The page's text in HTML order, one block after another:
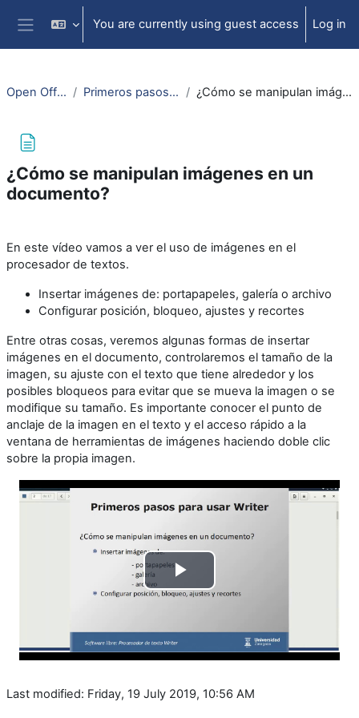
Skip to main content
Side panel
You are currently using guest access Log in
Open Office: Writer Primeros pasos para usar Writer ¿Cómo se manipulan imágenes en un documento?
¿Cómo se manipulan imágenes en un
documento?
En este vídeo vamos a ver el uso de imágenes en el
procesador de textos.
Insertar imágenes de: portapapeles, galería o archivo
Configurar posición, bloqueo, ajustes y recortes
Entre otras cosas, veremos algunas formas de insertar
imágenes en el documento, controlaremos el tamaño de la
imagen, su ajuste con el texto que tiene alrededor y los
posibles bloqueos para evitar que se mueva la imagen o se
modifique su tamaño. Es importante conocer el punto de
anclaje de la imagen en el texto y el acceso rápido a la
ventana de herramientas de imágenes haciendo doble clic
sobre la propia imagen.
Play
Last modified: Friday, 19 July 2019, 10:56 AM